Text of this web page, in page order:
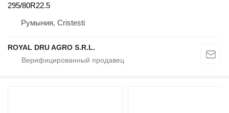
295/80R22.5
Румыния, Cristesti
ROYAL DRU AGRO S.R.L.